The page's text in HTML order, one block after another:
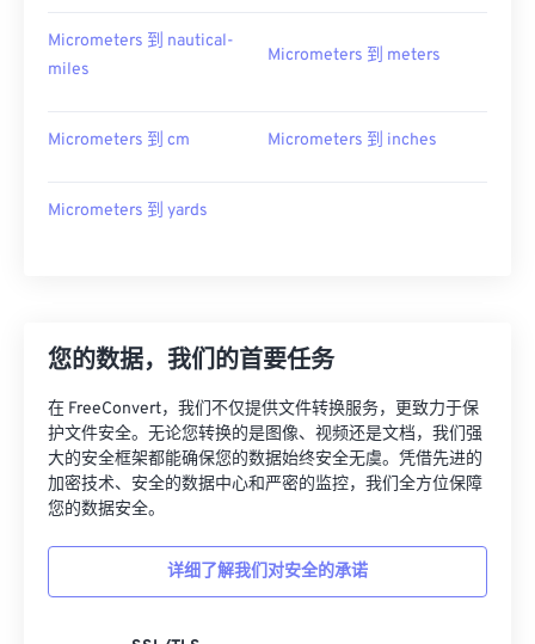
Micrometers 到 nautical-
miles
Micrometers 到 meters
Micrometers 到 cm Micrometers 到 inches
Micrometers 到 yards
您的数据，我们的首要任务
在 FreeConvert，我们不仅提供文件转换服务，更致力于保
护文件安全。无论您转换的是图像、视频还是文档，我们强
大的安全框架都能确保您的数据始终安全无虞。凭借先进的
加密技术、安全的数据中心和严密的监控，我们全方位保障
您的数据安全。
详细了解我们对安全的承诺